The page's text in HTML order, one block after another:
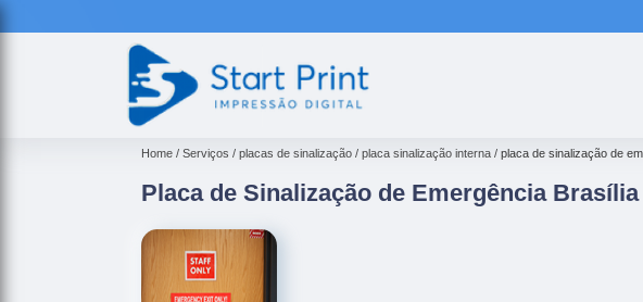
Home Serviços placas de sinalização placa sinalização interna placa de sinalização de
Placa de Sinalização de Emergência Brasília